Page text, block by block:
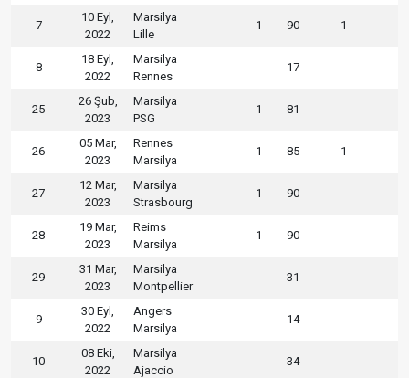
7
10 Eyl,
2022
Marsilya
Lille
1 90 - 1 - -
8
18 Eyl,
2022
Marsilya
Rennes
- 17 - - - -
25
26 Şub,
2023
Marsilya
PSG
1 81 - - - -
26
05 Mar,
2023
Rennes
Marsilya
1 85 - 1 - -
27
12 Mar,
2023
Marsilya
Strasbourg
1 90 - - - -
28
19 Mar,
2023
Reims
Marsilya
1 90 - - - -
29
31 Mar,
2023
Marsilya
Montpellier
- 31 - - - -
9
30 Eyl,
2022
Angers
Marsilya
- 14 - - - -
10
08 Eki,
2022
Marsilya
Ajaccio
- 34 - - - -